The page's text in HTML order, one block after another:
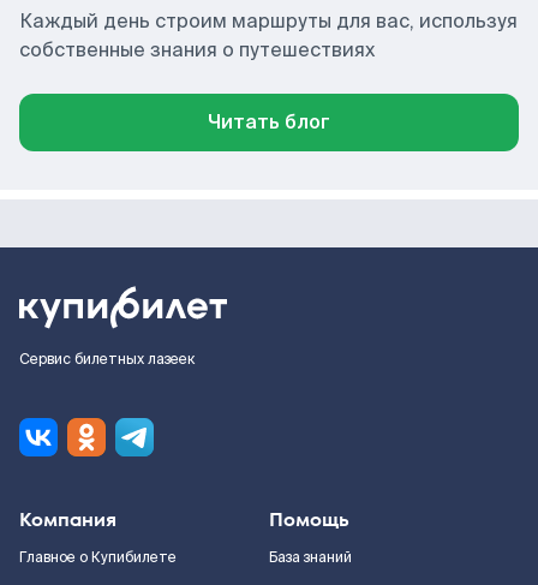
Каждый день строим маршруты для вас, используя
собственные знания о путешествиях
Читать блог
Сервис билетных лазеек
Компания
Главное о Купибилете
Помощь
База знаний